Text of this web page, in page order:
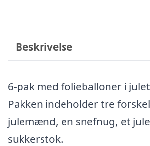
Beskrivelse
6-pak med folieballoner i
Pakken indeholder tre
julemænd, en snefnug, et
sukkerstok.